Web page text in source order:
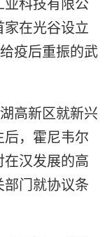
业科技有限公
在光谷设立
疫后重振的武
高新区就新兴
后，霍尼韦尔
在汉发展的高
部门就协议条